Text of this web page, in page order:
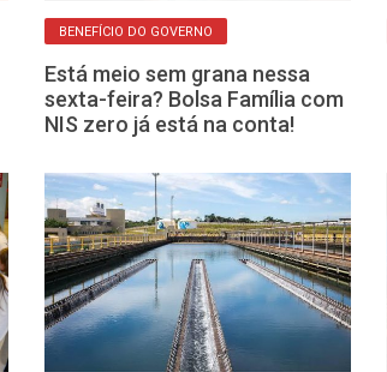
BENEFÍCIO DO GOVERNO
Está meio sem grana nessa
sexta-feira? Bolsa Família com
NIS zero já está na conta!